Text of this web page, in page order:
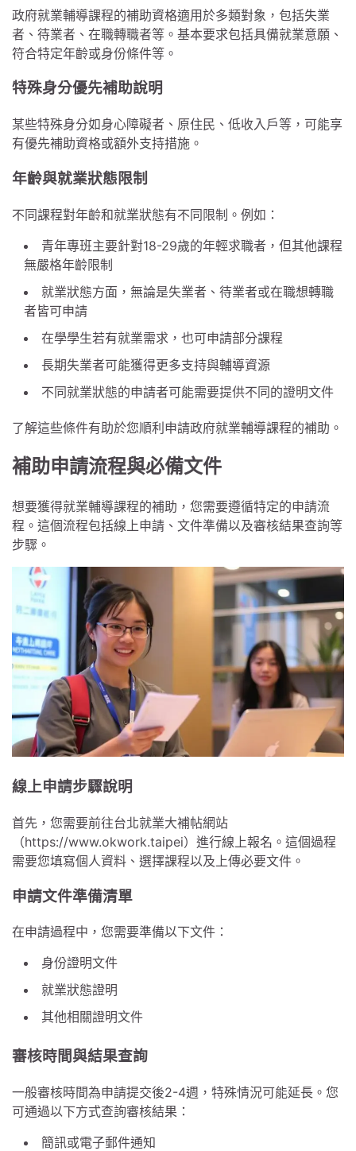
政府就業輔導課程的補助資格適用於多類對象，包括失業
者、待業者、在職轉職者等。基本要求包括具備就業意願、
符合特定年齡或身份條件等。
特殊身分優先補助說明
某些特殊身分如身心障礙者、原住民、低收入戶等，可能享
有優先補助資格或額外支持措施。
年齡與就業狀態限制
不同課程對年齡和就業狀態有不同限制。例如：
青年專班主要針對18-29歲的年輕求職者，但其他課程
無嚴格年齡限制
就業狀態方面，無論是失業者、待業者或在職想轉職
者皆可申請
在學學生若有就業需求，也可申請部分課程
長期失業者可能獲得更多支持與輔導資源
不同就業狀態的申請者可能需要提供不同的證明文件
了解這些條件有助於您順利申請政府就業輔導課程的補助。
補助申請流程與必備文件
想要獲得就業輔導課程的補助，您需要遵循特定的申請流
程。這個流程包括線上申請、文件準備以及審核結果查詢等
步驟。
線上申請步驟說明
首先，您需要前往台北就業大補帖網站
（https://www.okwork.taipei）進行線上報名。這個過程
需要您填寫個人資料、選擇課程以及上傳必要文件。
申請文件準備清單
在申請過程中，您需要準備以下文件：
身份證明文件
就業狀態證明
其他相關證明文件
審核時間與結果查詢
一般審核時間為申請提交後2-4週，特殊情況可能延長。您
可通過以下方式查詢審核結果：
簡訊或電子郵件通知